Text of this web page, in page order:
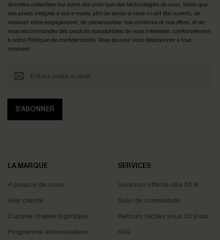
données collectées sur notre site ainsi que des technologies de suivi, telles que
des pixels intégrés à nos e-mails, afin de savoir si ceux-ci ont été ouverts, de
mesurer votre engagement, de personnaliser nos contenus et nos offres, et de
vous recommander des produits susceptibles de vous intéresser, conformément
à notre Politique de confidentialité. Vous pouvez vous désabonner à tout
moment.
S'ABONNER
LA MARQUE
À propos de nous
Avis clients
Cupshe chaîne logistique
Programme ambassadeur
SERVICES
Livraison offerte dès 55 €
Suivi de commande
Retours faciles sous 30 jours
FAQ